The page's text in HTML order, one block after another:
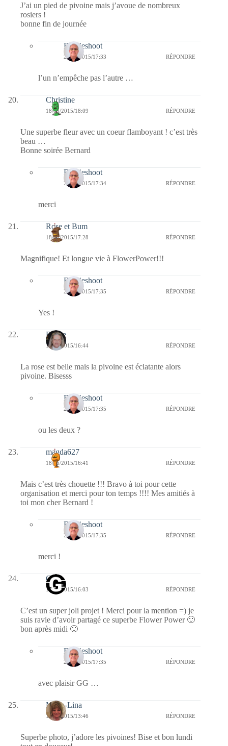
J’ai un pied de pivoine mais j’avoue de nombreux
rosiers !
bonne fin de journée
Bernieshoot
24/05/2015/17:33 RÉPONDRE
l’un n’empêche pas l’autre …
Christine
18/05/2015/18:09 RÉPONDRE
Une superbe fleur avec un coeur flamboyant ! c’est très
beau …
Bonne soirée Bernard
Bernieshoot
24/05/2015/17:34 RÉPONDRE
merci
Rose et Bum
18/05/2015/17:28 RÉPONDRE
Magnifique! Et longue vie à FlowerPower!!!
Bernieshoot
24/05/2015/17:35 RÉPONDRE
Yes !
Renee
18/05/2015/16:44 RÉPONDRE
La rose est belle mais la pivoine est éclatante alors
pivoine. Bisesss
Bernieshoot
24/05/2015/17:35 RÉPONDRE
ou les deux ?
magda627
18/05/2015/16:41 RÉPONDRE
Mais c’est très chouette !!! Bravo à toi pour cette
organisation et merci pour ton temps !!!! Mes amitiés à
toi mon cher Bernard !
Bernieshoot
24/05/2015/17:35 RÉPONDRE
merci !
GG
18/05/2015/16:03 RÉPONDRE
C’est un super joli projet ! Merci pour la mention =) je
suis ravie d’avoir partagé ce superbe Flower Power 🙂
bon après midi 🙂
Bernieshoot
24/05/2015/17:35 RÉPONDRE
avec plaisir GG …
Maria-Lina
18/05/2015/13:46 RÉPONDRE
Superbe photo, j’adore les pivoines! Bise et bon lundi